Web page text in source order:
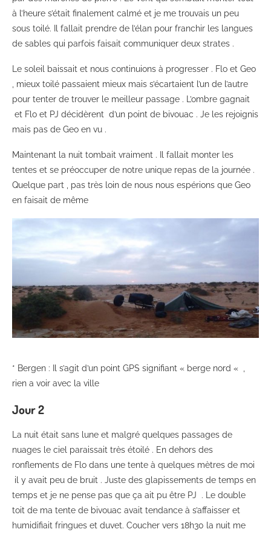
à l’heure s’était finalement calmé et je me trouvais un peu
sous toilé. Il fallait prendre de l’élan pour franchir les langues
de sables qui parfois faisait communiquer deux strates .
Le soleil baissait et nous continuions à progresser . Flo et Geo
, mieux toilé passaient mieux mais s’écartaient l’un de l’autre
pour tenter de trouver le meilleur passage . L’ombre gagnait
et Flo et PJ décidèrent d’un point de bivouac . Je les rejoignis
mais pas de Geo en vu .
Maintenant la nuit tombait vraiment . Il fallait monter les
tentes et se préoccuper de notre unique repas de la journée .
Quelque part , pas très loin de nous nous espérions que Geo
en faisait de même
* Bergen : Il s’agit d’un point GPS signifiant « berge nord « ,
rien a voir avec la ville
Jour 2
La nuit était sans lune et malgré quelques passages de
nuages le ciel paraissait très étoilé . En dehors des
ronflements de Flo dans une tente à quelques mètres de moi
il y avait peu de bruit . Juste des glapissements de temps en
temps et je ne pense pas que ça ait pu être PJ . Le double
toit de ma tente de bivouac avait tendance à s’affaisser et
humidifiait fringues et duvet. Coucher vers 18h30 la nuit me